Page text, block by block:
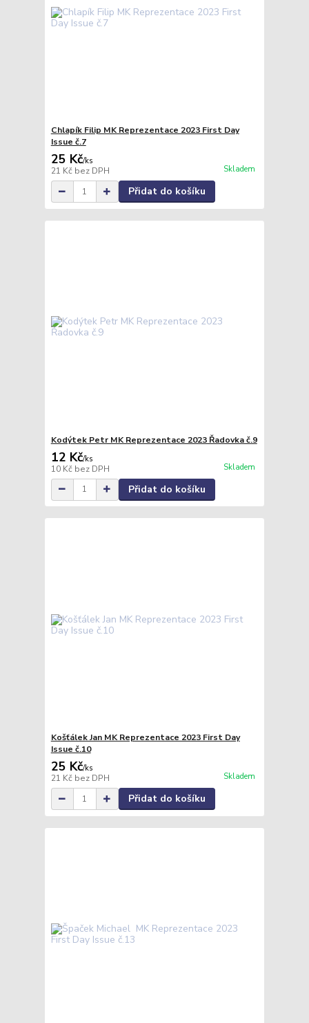
Chlapík Filip MK Reprezentace 2023 First Day
Issue č.7
25 Kč/ks
21 Kč bez DPH Skladem
Přidat do košíku
Kodýtek Petr MK Reprezentace 2023 Řadovka č.9
12 Kč/ks
10 Kč bez DPH Skladem
Přidat do košíku
Košťálek Jan MK Reprezentace 2023 First Day
Issue č.10
25 Kč/ks
21 Kč bez DPH Skladem
Přidat do košíku